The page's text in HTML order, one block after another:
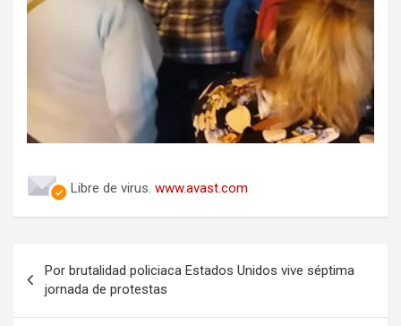
Libre de virus. www.avast.com
de
entradas
Por brutalidad policiaca Estados Unidos vive séptima
jornada de protestas